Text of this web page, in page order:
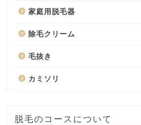
家庭用脱毛器
除毛クリーム
毛抜き
カミソリ
脱毛のコースについて